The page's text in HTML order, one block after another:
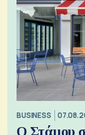
BUSINESS
Ο Στάμου